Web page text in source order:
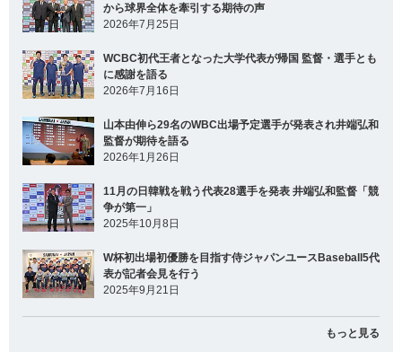
から球界全体を牽引する期待の声
2026年7月25日
WCBC初代王者となった大学代表が帰国 監督・選手とも
に感謝を語る
2026年7月16日
山本由伸ら29名のWBC出場予定選手が発表され井端弘和
監督が期待を語る
2026年1月26日
11月の日韓戦を戦う代表28選手を発表 井端弘和監督「競
争が第一」
2025年10月8日
W杯初出場初優勝を目指す侍ジャパンユースBaseball5代
表が記者会見を行う
2025年9月21日
もっと見る